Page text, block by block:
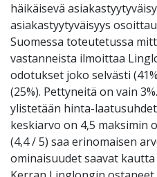
häikäisevä
asiakastyytyväisyys
Suomessa toteutetussa
vastanneista ilmoittaa
odotukset joko selvästi
(25%). Pettyneitä on vain
ylistetään hinta-
keskiarvo on 4,5 maksimin
(4,4 / 5) saa erinomaisen
ominaisuudet saavat